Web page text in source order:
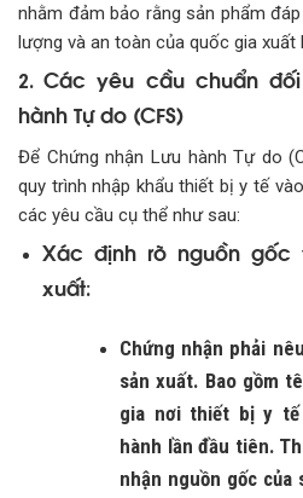
nhằm đảm bảo rằng sản phẩm
lượng và an toàn của quốc gia xuất
2.Các yêu cầu chuẩn
hành Tự do (CFS)
Để Chứng nhận Lưu hành Tự do
quy trình nhập khẩu thiết bị y tế
các yêu cầu cụ thể như sau:
Xác định rõ nguồn gốc
xuất:
Chứng nhận phải
sản xuất. Bao gồm
gia nơi thiết bị y tế
hành lần đầu tiên.
nhận nguồn gốc của